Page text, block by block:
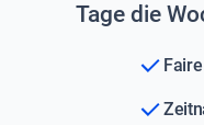
Tage die